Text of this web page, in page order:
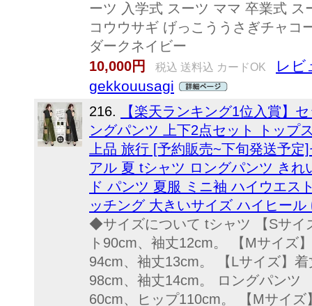
ーツ 入学式 スーツ ママ 卒業式
コウウサギ げっこううさぎチャコ
ダークネイビー
10,000円
税込 送料込 カードOK
レビ
gekkouusagi
216.
【楽天ランキング1位入賞】
ングパンツ 上下2点セット トッ
上品 旅行 [予約販売~下旬発送予
アル 夏 tシャツ ロングパンツ き
ド パンツ 夏服 ミニ袖 ハイウエス
ッチング 大きいサイズ ハイヒー
◆サイズについて tシャツ 【Sサイ
ト90cm、袖丈12cm。 【Mサイズ
94cm、袖丈13cm。 【Lサイズ】
98cm、袖丈14cm。 ロングパンツ
60cm、ヒップ110cm。 【Mサイ